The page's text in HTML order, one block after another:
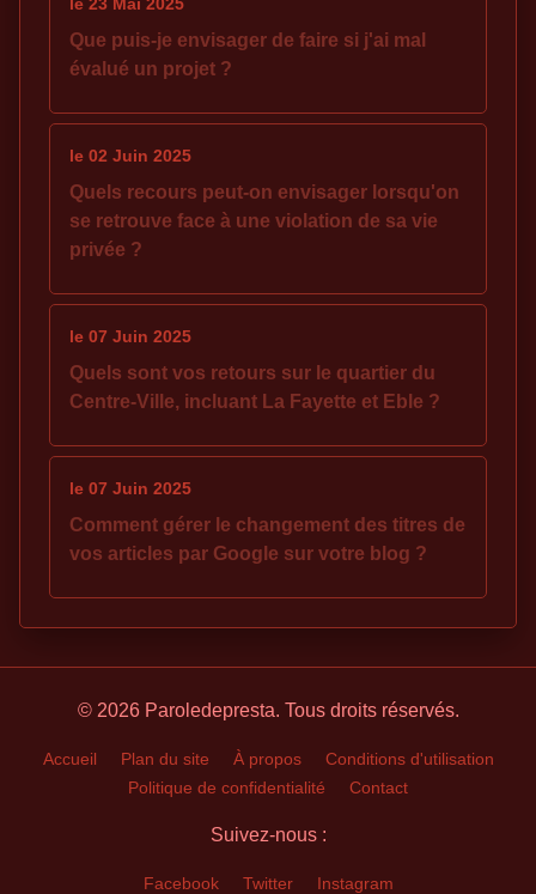
Que puis-je envisager de faire si j'ai mal
évalué un projet ?
le 02 Juin 2025
Quels recours peut-on envisager lorsqu'on
se retrouve face à une violation de sa vie
privée ?
le 07 Juin 2025
Quels sont vos retours sur le quartier du
Centre-Ville, incluant La Fayette et Eble ?
le 07 Juin 2025
Comment gérer le changement des titres de
vos articles par Google sur votre blog ?
© 2026 Paroledepresta. Tous droits réservés.
Accueil Plan du site À propos
Conditions d'utilisation
Politique de confidentialité
Contact
Suivez-nous :
Facebook Twitter Instagram